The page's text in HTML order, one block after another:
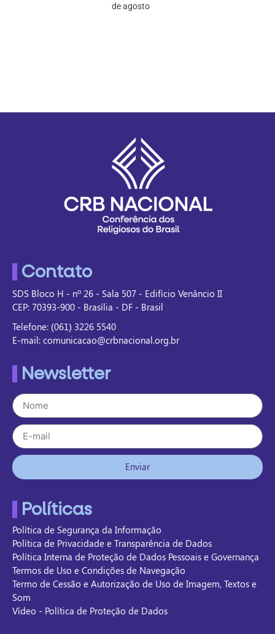
de agosto
Contato
SDS Bloco H - nº 26 - Sala 507 - Edifício Venâncio II
CEP: 70393-900 - Brasília - DF - Brasil
Telefone: (061) 3226 5540
E-mail: comunicacao@crbnacional.org.br
Newsletter
Enviar
Políticas
Política de Segurança da Informação
Política de Privacidade e Transparência de Dados
Política Interna de Proteção de Dados Pessoais e Governança
Termos de Uso e Condições de Navegação
Termo de Cessão e Autorização de Uso de Imagem, Textos e
Som
Vídeo - Política de Proteção de Dados